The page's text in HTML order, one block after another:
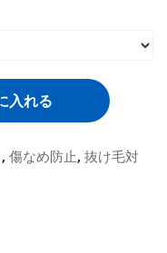
入れる
, 傷なめ防止, 抜け毛対